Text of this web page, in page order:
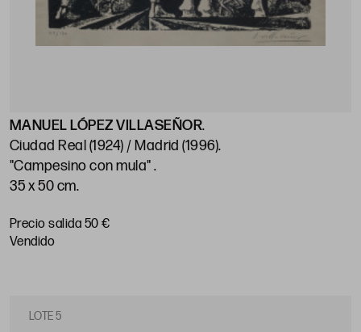
MANUEL LÓPEZ VILLASEÑOR.
Ciudad Real (1924) / Madrid (1996).
"Campesino con mula".
35 x 50 cm.
Precio salida 50 €
vendido
LOTE 5